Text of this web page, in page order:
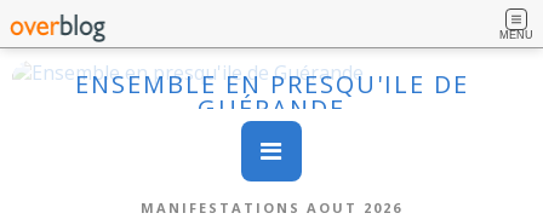
MENU
ENSEMBLE EN PRESQU'ILE DE
GUÉRANDE
MANIFESTATIONS AOUT 2026